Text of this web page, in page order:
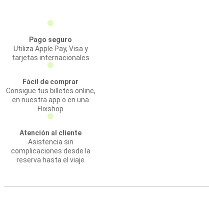
Pago seguro
Utiliza Apple Pay, Visa y
tarjetas internacionales
Fácil de comprar
Consigue tus billetes online,
en nuestra app o en una
Flixshop
Atención al cliente
Asistencia sin
complicaciones desde la
reserva hasta el viaje